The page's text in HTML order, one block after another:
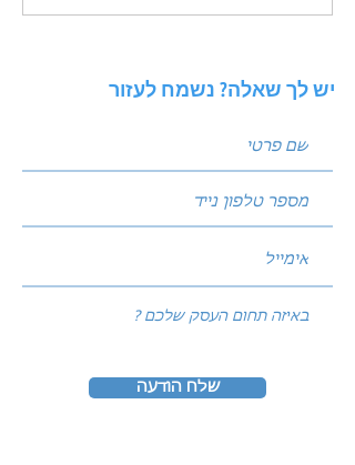
יש לך שאלה? נשמח לעזור
שלח הודעה